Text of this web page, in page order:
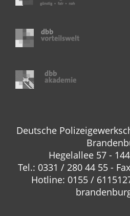
Deutsche
Hegelallee 57 -
Tel.: 0331 / 280 44 55 -
Hotline: 0155 /